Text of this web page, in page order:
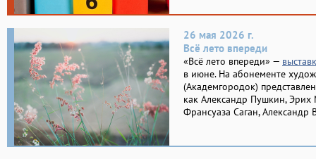
26 мая 2026 г.
Всё лето впереди
«Всё лето впереди» —
в июне. На абонементе
(Академгородок)
как Александр Пушкин, Эрих
Франсуаза Саган,